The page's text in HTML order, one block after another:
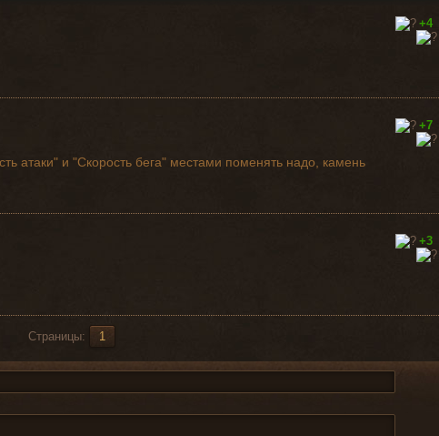
+4
атаки" и "Скорость бега" местами поменять надо, камень
+7
+3
Страницы: 1